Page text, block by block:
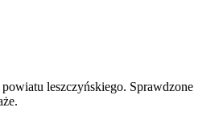
powiatu leszczyńskiego. Sprawdzone